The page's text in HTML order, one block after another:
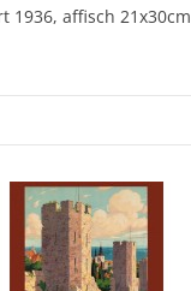
1936, affisch 21x30cm